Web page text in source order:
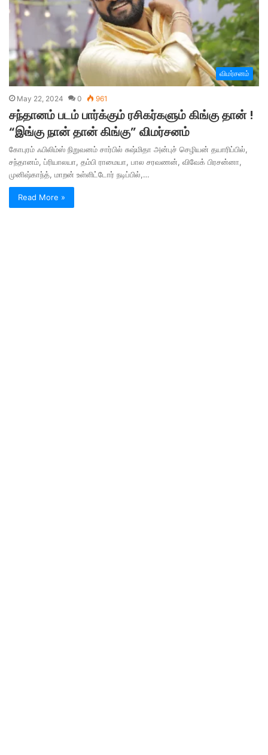
விமர்சனம்
May 22, 2024 0 961
சந்தானம் படம் பார்க்கும் ரசிகர்களும் கிங்கு தான் !
“இங்கு நான் தான் கிங்கு” விமர்சனம்
கோபுரம் ஃபிலிம்ஸ் நிறுவனம் சார்பில் சுஷ்மிதா அன்புச் செழியன் தயாரிப்பில்,
சந்தானம், ப்ரியாலயா, தம்பி ராமையா, பால சரவணன், விவேக் பிரசன்னா,
முனிஷ்காந்த், மாறன் உள்ளிட்டோர் நடிப்பில்,…
Read More »